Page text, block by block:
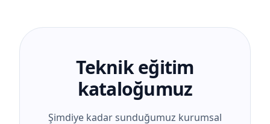
Teknik eğitim
kataloğumuz
Şimdiye kadar sunduğumuz kurumsal